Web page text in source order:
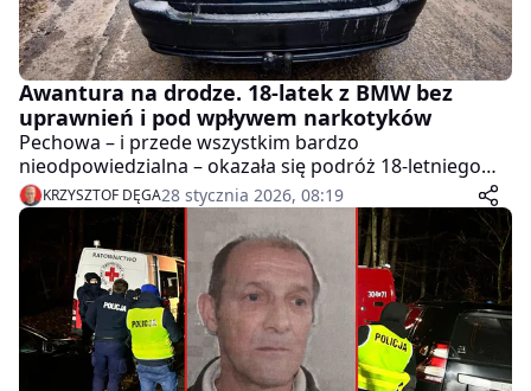
Awantura na drodze. 18-latek z BMW bez
uprawnień i pod wpływem narkotyków
Pechowa – i przede wszystkim bardzo
nieodpowiedzialna – okazała się podróż 18-letniego
kierowcy BMW, który wpadł w ręce policjantów ruchu
drogowego z Czarnkowa. Młody mężczyzna nie
posiadał prawa jazdy, a przeprowadzone badanie
wstępne wykazało obecność narkotyków w jego
organizmie.
KRZYSZTOF DĘGA28 stycznia 2026, 08:19